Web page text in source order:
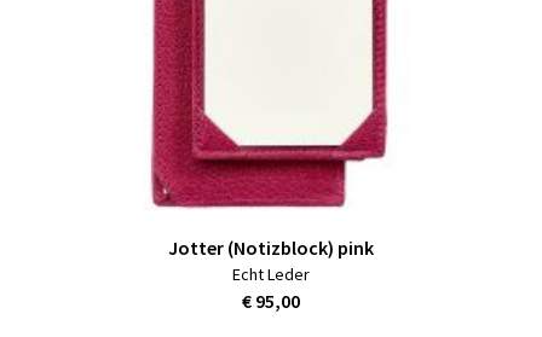
Jotter (Notizblock) pink
Echt Leder
€ 95,00